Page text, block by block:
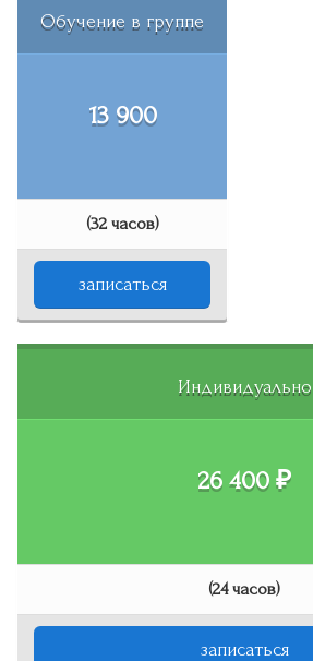
Обучение в группе
13 900
(32 часов)
записаться
Индивидуально
26 400 ₽
(24 часов)
записаться